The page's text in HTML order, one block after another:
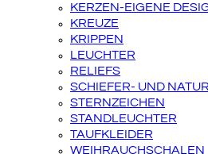
KERZEN-EIGENE
KREUZE
KRIPPEN
LEUCHTER
RELIEFS
SCHIEFER- UND
STERNZEICHEN
STANDLEUCHTER
TAUFKLEIDER
WEIHRAUCHSCHALEN